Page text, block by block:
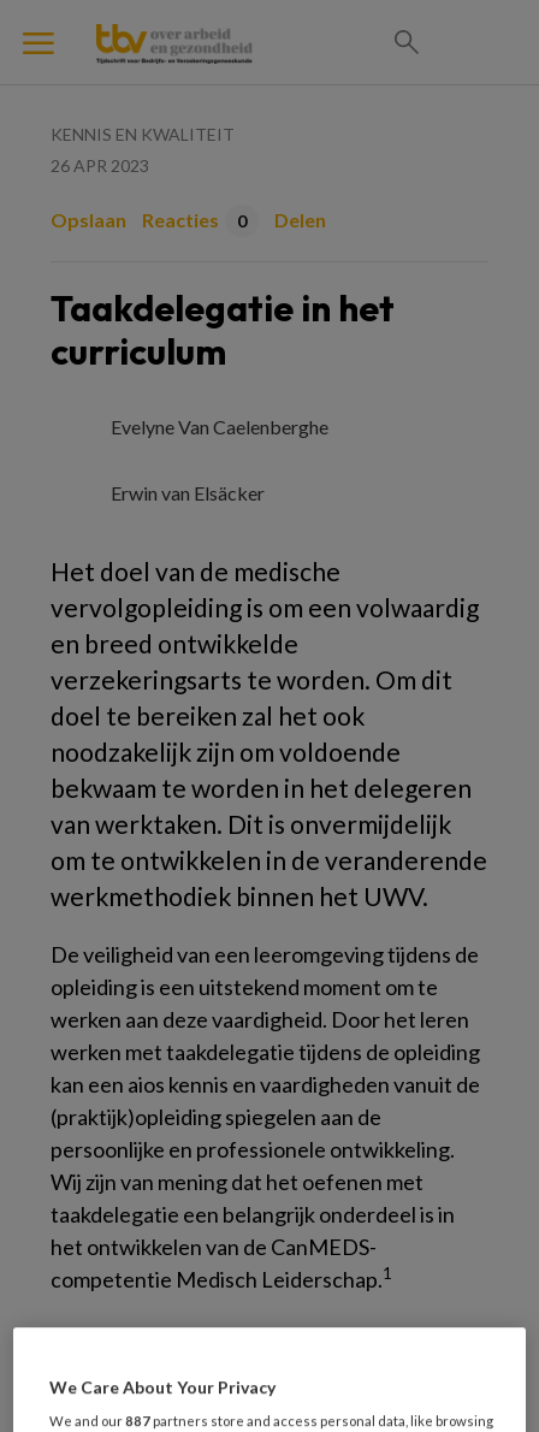
KENNIS EN KWALITEIT
26 APR 2023
Opslaan Reacties 0 Delen
Taakdelegatie in het
curriculum
Evelyne Van Caelenberghe
Erwin van Elsäcker
Het doel van de medische
vervolgopleiding is om een volwaardig
en breed ontwikkelde
verzekeringsarts te worden. Om dit
doel te bereiken zal het ook
noodzakelijk zijn om voldoende
bekwaam te worden in het delegeren
van werktaken. Dit is onvermijdelijk
om te ontwikkelen in de veranderende
werkmethodiek binnen het UWV.
De veiligheid van een leeromgeving tijdens de
opleiding is een uitstekend moment om te
werken aan deze vaardigheid. Door het leren
werken met taakdelegatie tijdens de opleiding
kan een aios kennis en vaardigheden vanuit de
(praktijk)opleiding spiegelen aan de
persoonlijke en professionele ontwikkeling.
Wij zijn van mening dat het oefenen met
taakdelegatie een belangrijk onderdeel is in
het ontwikkelen van de CanMEDS-
competentie Medisch Leiderschap.1
Aanhoudend tekort aan
verzekeringsartsen
We Care About Your Privacy
We and our887 partners store and access personal data, like browsing